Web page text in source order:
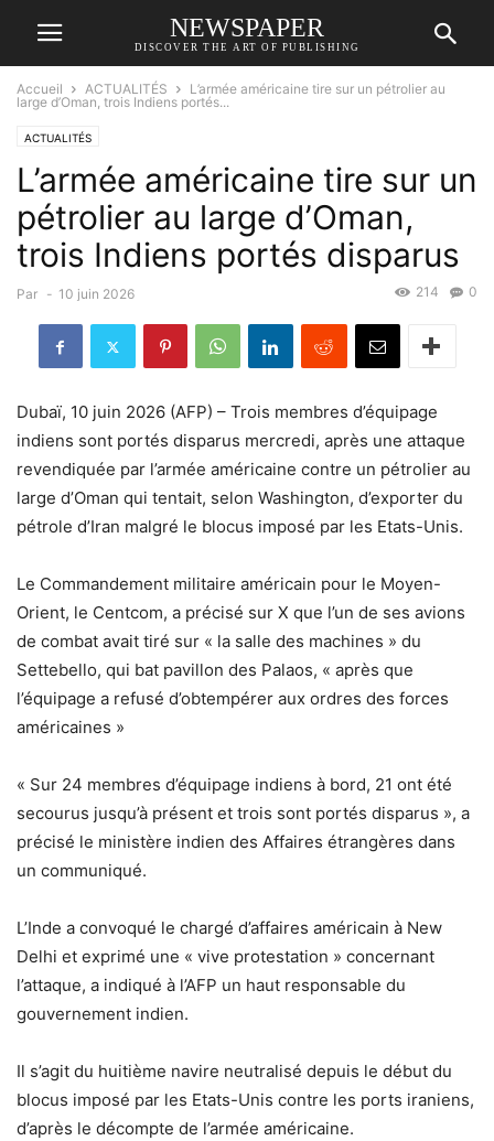
NEWSPAPER
DISCOVER THE ART OF PUBLISHING
Accueil ACTUALITÉS
L’armée américaine tire sur un pétrolier au
large d’Oman, trois Indiens portés...
ACTUALITÉS
L’armée américaine tire sur un
pétrolier au large d’Oman,
trois Indiens portés disparus
Par - 10 juin 2026 0
214
Dubaï, 10 juin 2026 (AFP) – Trois membres d’équipage
indiens sont portés disparus mercredi, après une attaque
revendiquée par l’armée américaine contre un pétrolier au
large d’Oman qui tentait, selon Washington, d’exporter du
pétrole d’Iran malgré le blocus imposé par les Etats-Unis.
Le Commandement militaire américain pour le Moyen-
Orient, le Centcom, a précisé sur X que l’un de ses avions
de combat avait tiré sur « la salle des machines » du
Settebello, qui bat pavillon des Palaos, « après que
l’équipage a refusé d’obtempérer aux ordres des forces
américaines »
« Sur 24 membres d’équipage indiens à bord, 21 ont été
secourus jusqu’à présent et trois sont portés disparus », a
précisé le ministère indien des Affaires étrangères dans
un communiqué.
L’Inde a convoqué le chargé d’affaires américain à New
Delhi et exprimé une « vive protestation » concernant
l’attaque, a indiqué à l’AFP un haut responsable du
gouvernement indien.
Il s’agit du huitième navire neutralisé depuis le début du
blocus imposé par les Etats-Unis contre les ports iraniens,
d’après le décompte de l’armée américaine.